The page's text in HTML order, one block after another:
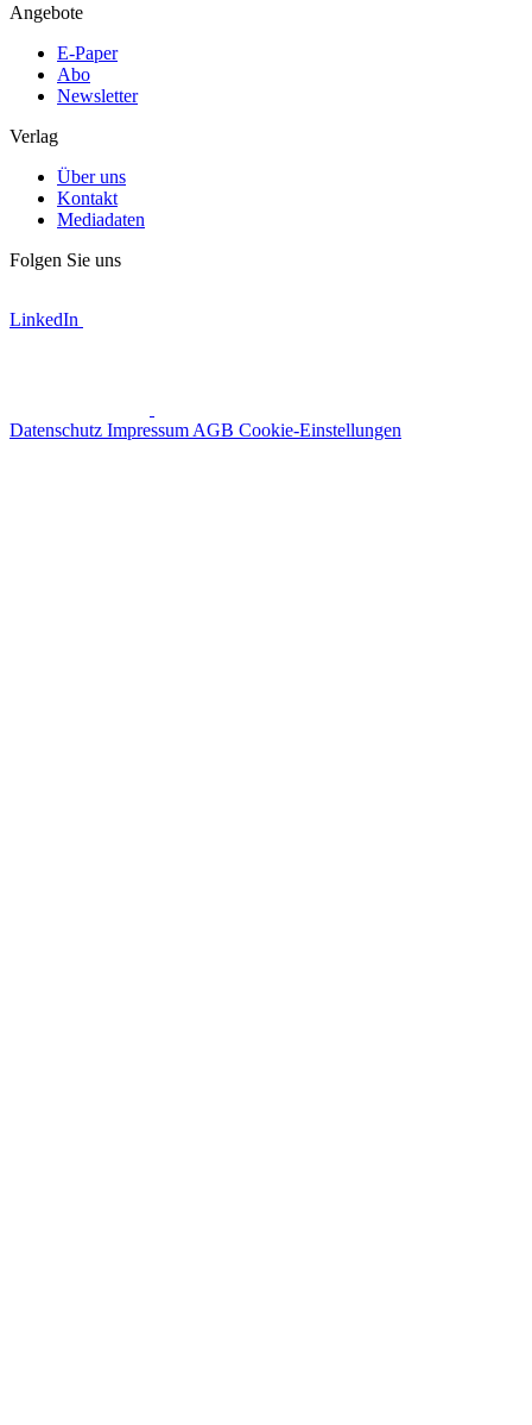
Angebote
E-Paper
Abo
Newsletter
Verlag
Über uns
Kontakt
Mediadaten
Folgen Sie uns
LinkedIn
Datenschutz Impressum AGB Cookie-Einstellungen